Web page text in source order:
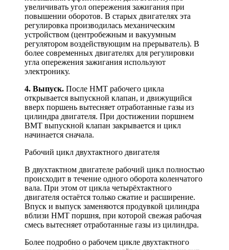
увеличивать угол опережения зажигания при
повышении оборотов. В старых двигателях эта
регулировка производилась механическим
устройством (центробежным и вакуумным
регулятором воздействующим на прерыватель). В
более современных двигателях для регулировки
угла опережения зажигания используют
электронику.
4. Выпуск. После НМТ рабочего цикла
открывается выпускной клапан, и движущийся
вверх поршень вытесняет отработанные газы из
цилиндра двигателя. При достижении поршнем
ВМТ выпускной клапан закрывается и цикл
начинается сначала.
Рабочий цикл двухтактного двигателя
В двухтактном двигателе рабочий цикл полностью
происходит в течение одного оборота коленчатого
вала. При этом от цикла четырёхтактного
двигателя остаётся только сжатие и расширение.
Впуск и выпуск заменяются продувкой цилиндра
вблизи НМТ поршня, при которой свежая рабочая
смесь вытесняет отработанные газы из цилиндра.
Более подробно о рабочем цикле двухтактного